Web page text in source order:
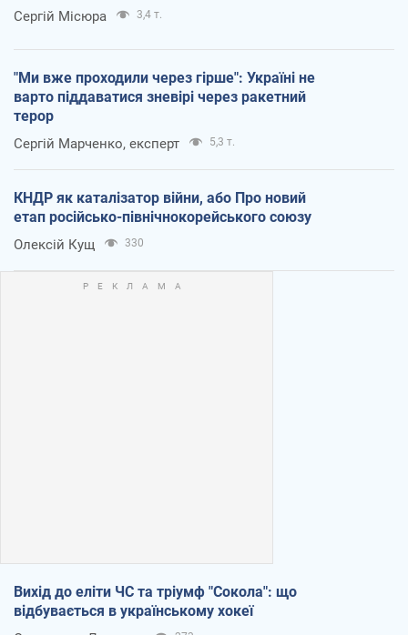
Сергій Місюра 3,4 т.
"Ми вже проходили через гірше": Україні не
варто піддаватися зневірі через ракетний
терор
Сергій Марченко, експерт 5,3 т.
КНДР як каталізатор війни, або Про новий
етап російсько-північнокорейського союзу
Олексій Кущ 330
Вихід до еліти ЧС та тріумф "Сокола": що
відбувається в українському хокеї